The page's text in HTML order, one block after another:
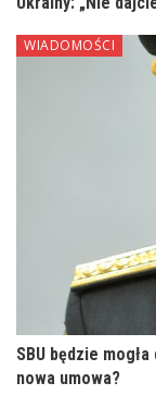
WIADOMOŚCI
SBU będzie
nowa umowa?